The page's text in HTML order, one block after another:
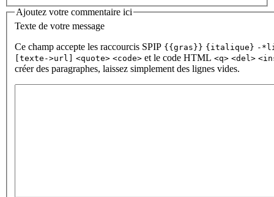
Ajoutez votre commentaire ici
Texte de votre message
Ce champ accepte les raccourcis SPIP {{gras}} {italique} -
[texte->url]
<quote> <code> et le code HTML <q> <del>
créer des paragraphes, laissez simplement des lignes vides.